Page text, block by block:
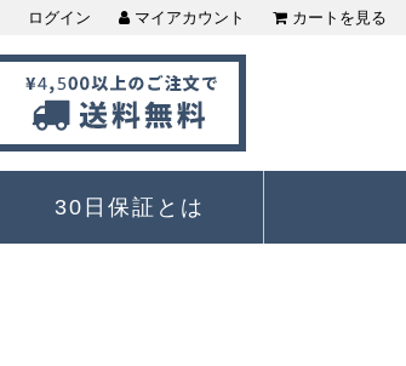
ログイン マイアカウント カートを見る
30日保証とは